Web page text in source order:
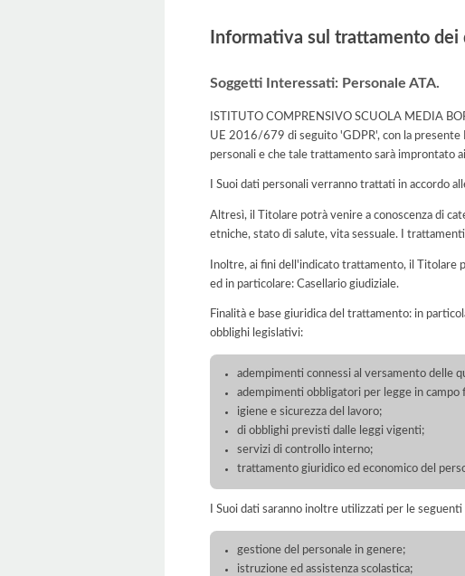
Informativa sul trattamento
Soggetti Interessati: Personale ATA.
ISTITUTO COMPRENSIVO SCUOLA MEDIA
UE 2016/679 di seguito 'GDPR', con la
personali e che tale trattamento sarà improntato
I Suoi dati personali verranno trattati in accordo
Altresì, il Titolare potrà venire a conoscenza di
etniche, stato di salute, vita sessuale. I
Inoltre, ai fini dell'indicato trattamento, il Titolare
ed in particolare: Casellario giudiziale.
Finalità e base giuridica del trattamento: in
obblighi legislativi:
adempimenti connessi al versamento delle
adempimenti obbligatori per legge in campo
igiene e sicurezza del lavoro;
di obblighi previsti dalle leggi vigenti;
servizi di controllo interno;
trattamento giuridico ed economico del
I Suoi dati saranno inoltre utilizzati per le
gestione del personale in genere;
istruzione ed assistenza scolastica;